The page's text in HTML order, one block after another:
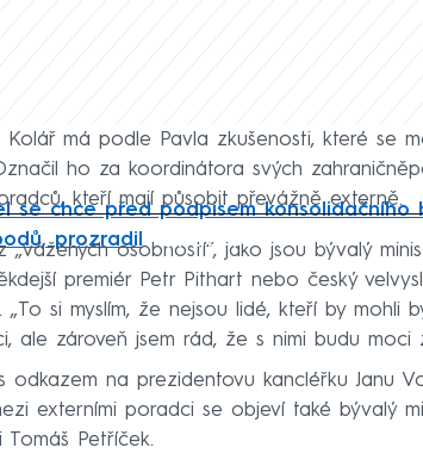
Kolář má podle Pavla zkušenosti, které se
ho za koordinátora svých
kteří mají působit převážně externě.
Failed to fetch
se chce před podpisem konsolidačního
prozradil
„vážených osobností“, jako jsou bývalý
premiér Petr Pithart nebo český
„To si myslím, že nejsou lidé, kteří by mohli
ale zároveň jsem rád, že s nimi budu moci
odkazem na prezidentovu kancléřku Janu
externími poradci se objeví také bývalý
Tomáš Petříček.